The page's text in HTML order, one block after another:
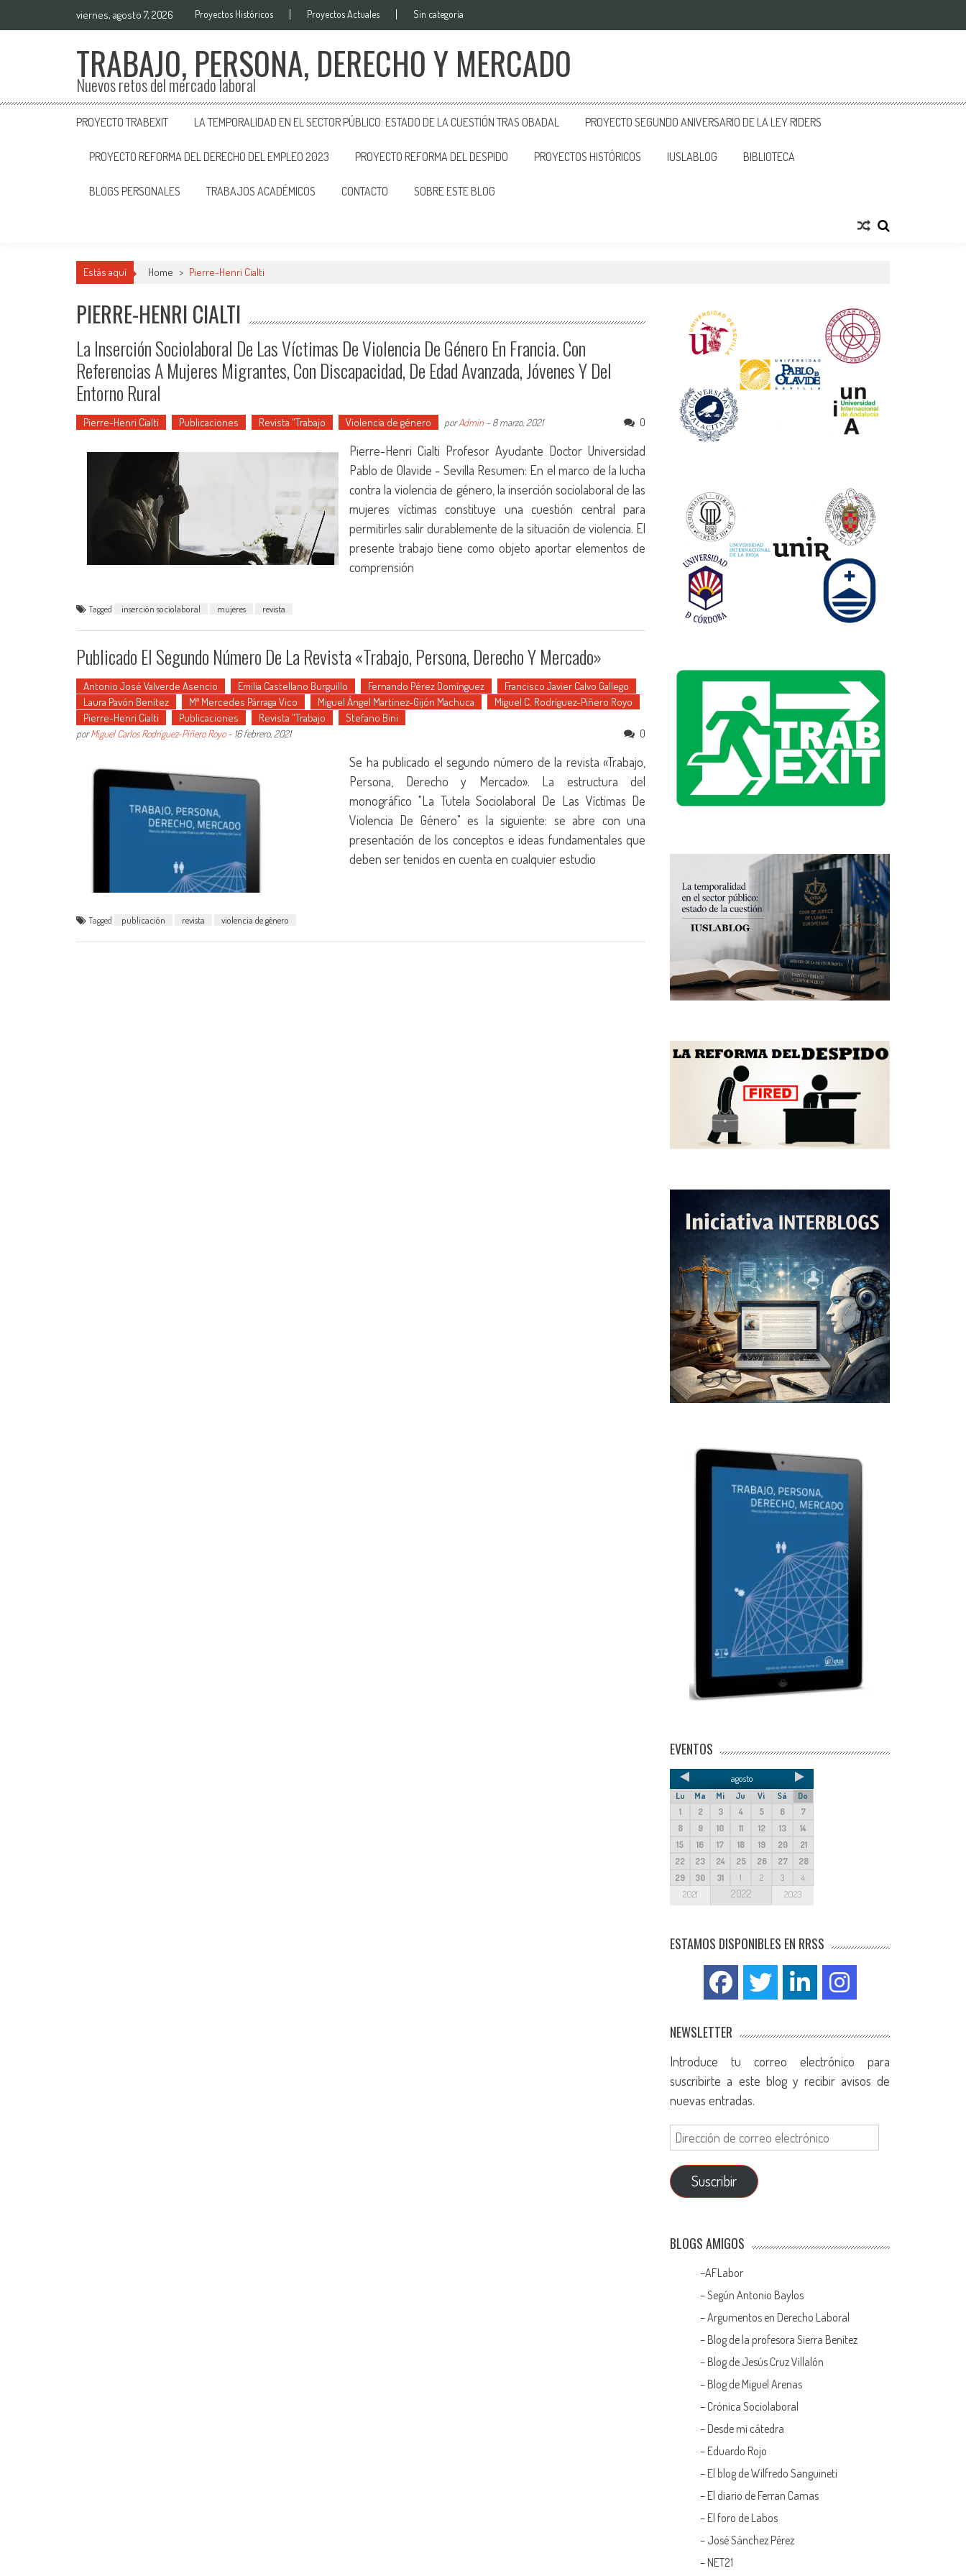
viernes, agosto 7, 2026 Proyectos Históricos Proyectos Actuales Sin categoría
TRABAJO, PERSONA, DERECHO Y MERCADO
Nuevos retos del mercado laboral
PROYECTO TRABEXIT LA TEMPORALIDAD EN EL SECTOR PÚBLICO: ESTADO DE LA CUESTIÓN TRAS OBADAL PROYECTO SEGUNDO ANIVERSARIO DE LA LEY RIDERS
PROYECTO REFORMA DEL DERECHO DEL EMPLEO 2023 PROYECTO REFORMA DEL DESPIDO PROYECTOS HISTÓRICOS IUSLABLOG BIBLIOTECA
BLOGS PERSONALES TRABAJOS ACADÉMICOS CONTACTO SOBRE ESTE BLOG
Estás aquí Home > Pierre-Henri Cialti
PIERRE-HENRI CIALTI
La Inserción Sociolaboral De Las Víctimas De Violencia De Género En Francia. Con
Referencias A Mujeres Migrantes, Con Discapacidad, De Edad Avanzada, Jóvenes Y Del
Entorno Rural
Pierre-Henri Cialti Publicaciones Revista "Trabajo Violencia de género porAdmin - 8 marzo, 2021 0
Pierre-Henri Cialti Profesor Ayudante Doctor Universidad
Pablo de Olavide - Sevilla Resumen: En el marco de la lucha
contra la violencia de género, la inserción sociolaboral de las
mujeres víctimas constituye una cuestión central para
permitirles salir durablemente de la situación de violencia. El
presente trabajo tiene como objeto aportar elementos de
comprensión
Tagged inserción sociolaboral mujeres revista
Publicado El Segundo Número De La Revista «Trabajo, Persona, Derecho Y Mercado»
Antonio José Valverde Asencio Emilia Castellano Burguillo Fernando Pérez Domínguez
Francisco Javier Calvo Gallego
Laura Pavón Benítez
Mª Mercedes Párraga Vico Miguel Ángel Martínez-Gijón Machuca
Miguel C. Rodríguez-Piñero Royo
Pierre-Henri Cialti
Publicaciones Revista "Trabajo Stefano Bini
porMiguel Carlos Rodríguez-Piñero Royo- 16 febrero, 2021 0
Se ha publicado el segundo número de la revista «Trabajo,
Persona, Derecho y Mercado». La estructura del
monográfico "La Tutela Sociolaboral De Las Víctimas De
Violencia De Género" es la siguiente: se abre con una
presentación de los conceptos e ideas fundamentales que
deben ser tenidos en cuenta en cualquier estudio
Tagged publicación revista violencia de género
EVENTOS
agosto
Lu Ma Mi Ju Vi Sá
Do
1
2 3 4 5 6
7
8
9 10 11 12 13
14
15
16 17 18 19 20
21
22
23 24 25 26 27
28
29
30 31 1 2 3 4
2021 2022 2023
ESTAMOS DISPONIBLES EN RRSS
NEWSLETTER
Introduce tu correo electrónico para
suscribirte a este blog y recibir avisos de
nuevas entradas.
Suscribir
BLOGS AMIGOS
–AFLabor
– Según Antonio Baylos
–Argumentos en Derecho Laboral
– Blog de la profesora Sierra Benítez
– Blog de Jesús Cruz Villalón
– Blog de Miguel Arenas
– Crónica Sociolaboral
– Desde mi cátedra
– Eduardo Rojo
– El blog de Wilfredo Sanguineti
– El diario de Ferran Camas
– El foro de Labos
– José Sánchez Pérez
– NET21